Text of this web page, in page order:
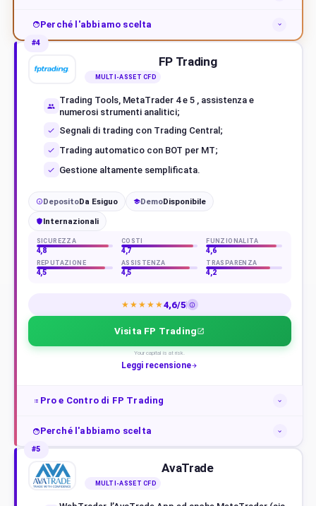
Perché l'abbiamo scelta
#4
FP Trading
MULTI-ASSET CFD
Trading Tools, MetaTrader 4 e 5 , assistenza e
numerosi strumenti analitici;
Segnali di trading con Trading Central;
Trading automatico con BOT per MT;
Gestione altamente semplificata.
€ DepositoDa Esiguo DemoDisponibile
Internazionali
SICUREZZA
4,8
COSTI
4,7
FUNZIONALITÀ
4,6
REPUTAZIONE
4,5
ASSISTENZA
4,5
TRASPARENZA
4,2
★★★★★4,6/5
Visita FP Trading
Your capital is at risk.
Leggi recensione
Pro e Contro di FP Trading
Perché l'abbiamo scelta
#5
AvaTrade
MULTI-ASSET CFD